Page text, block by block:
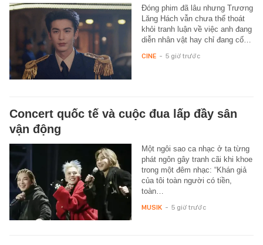
Đóng phim đã lâu nhưng Trương
Lăng Hách vẫn chưa thể thoát
khỏi tranh luận về việc anh đang
diễn nhân vật hay chỉ đang cố…
CINE - 5 giờ trước
Concert quốc tế và cuộc đua lấp đầy sân
vận động
Một ngôi sao ca nhạc ở ta từng
phát ngôn gây tranh cãi khi khoe
trong một đêm nhạc: “Khán giả
của tôi toàn người có tiền,
toàn…
MUSIK - 5 giờ trước